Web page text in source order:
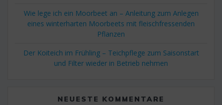
Wie lege ich ein Moorbeet an – Anleitung zum Anlegen
eines winterharten Moorbeets mit fleischfressenden
Pflanzen
Der Koiteich im Frühling – Teichpflege zum Saisonstart
und Filter wieder in Betrieb nehmen
NEUESTE KOMMENTARE